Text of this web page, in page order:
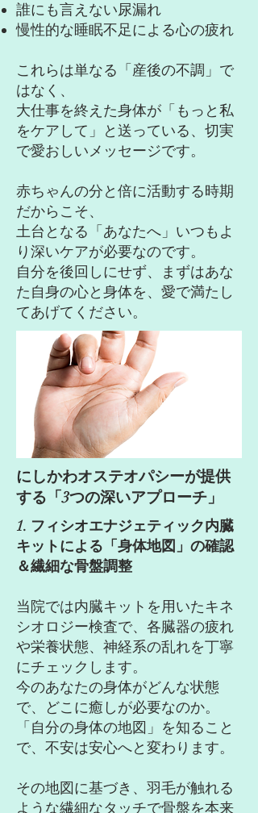
誰にも言えない尿漏れ
慢性的な睡眠不足による心の疲れ
これらは単なる「産後の不調」で
はなく、
大仕事を終えた身体が「もっと私
をケアして」と送っている、切実
で愛おしいメッセージです。
赤ちゃんの分と倍に活動する時期
だからこそ、
土台となる「あなたへ」いつもよ
り深いケアが必要なのです。
自分を後回しにせず、まずはあな
た自身の心と身体を、愛で満たし
てあげてください。
にしかわオステオパシーが提供
する「3つの深いアプローチ」
1. フィシオエナジェティック内臓
キットによる「身体地図」の確認
＆繊細な骨盤調整
当院では内臓キットを用いたキネ
シオロジー検査で、各臓器の疲れ
や栄養状態、神経系の乱れを丁寧
にチェックします。
今のあなたの身体がどんな状態
で、どこに癒しが必要なのか。
「自分の身体の地図」を知ること
で、不安は安心へと変わります。
その地図に基づき、羽毛が触れる
ような繊細なタッチで骨盤を本来